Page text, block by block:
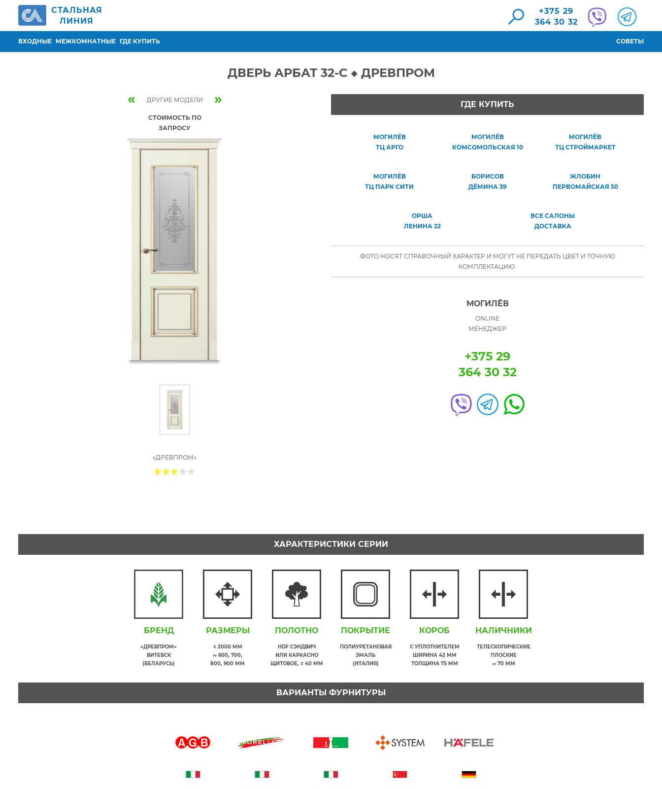
Перейти к основному содержанию
СТАЛЬНАЯ
ЛИНИЯ
+375 29
364 30 32
ВХОДНЫЕ МЕЖКОМНАТНЫЕ ГДЕ КУПИТЬ СОВЕТЫ
ДВЕРЬ АРБАТ 32-С ◆ ДРЕВПРОМ
« ДРУГИЕ МОДЕЛИ »
СТОИМОСТЬ ПО
ЗАПРОСУ
«ДРЕВПРОМ»
ГДЕ КУПИТЬ
МОГИЛЁВ
ТЦ АРГО
МОГИЛЁВ
КОМСОМОЛЬСКАЯ 10
МОГИЛЁВ
ТЦ СТРОЙМАРКЕТ
МОГИЛЁВ
ТЦ ПАРК СИТИ
БОРИСОВ
ДЁМИНА 39
ЖЛОБИН
ПЕРВОМАЙСКАЯ 50
ОРША
ЛЕНИНА 22
ВСЕ САЛОНЫ
ДОСТАВКА
ФОТО НОСЯТ СПРАВОЧНЫЙ ХАРАКТЕР И МОГУТ НЕ ПЕРЕДАТЬ ЦВЕТ И ТОЧНУЮ
КОМПЛЕКТАЦИЮ.
МОГИЛЁВ
ONLINE
МЕНЕДЖЕР
+375 29
364 30 32
ХАРАКТЕРИСТИКИ СЕРИИ
БРЕНД
«ДРЕВПРОМ»
ВИТЕБСК
(БЕЛАРУСЬ)
РАЗМЕРЫ
↕ 2000 ММ
↔ 600, 700,
800, 900 ММ
ПОЛОТНО
HDF СЭНДВИЧ
ИЛИ КАРКАСНО
ЩИТОВОЕ, ↕ 40 ММ
ПОКРЫТИЕ
ПОЛИУРЕТАНОВАЯ
ЭМАЛЬ
(ИТАЛИЯ)
КОРОБ
С УПЛОТНИТЕЛЕМ
ШИРИНА 42 ММ
ТОЛЩИНА 75 ММ
НАЛИЧНИКИ
ТЕЛЕСКОПИЧЕСКИЕ
ПЛОСКИЕ
↔ 70 ММ
ВАРИАНТЫ ФУРНИТУРЫ